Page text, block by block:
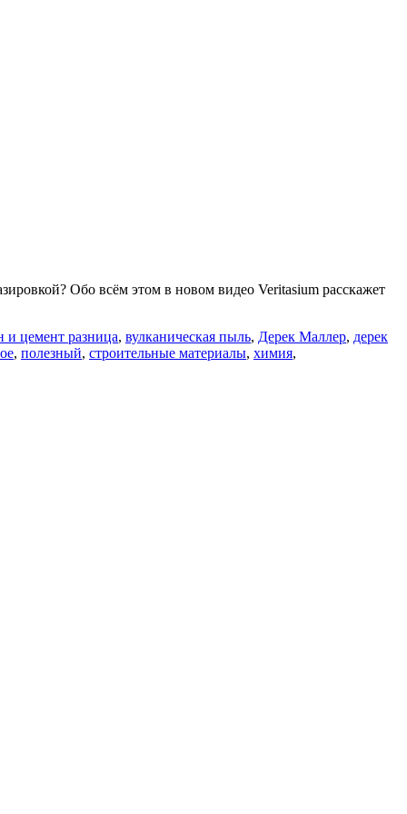
Обо всём этом в новом видео Veritasium расскажет
и цемент разница, вулканическая пыль, Дерек Маллер, дерек
, полезный, строительные материалы, химия,